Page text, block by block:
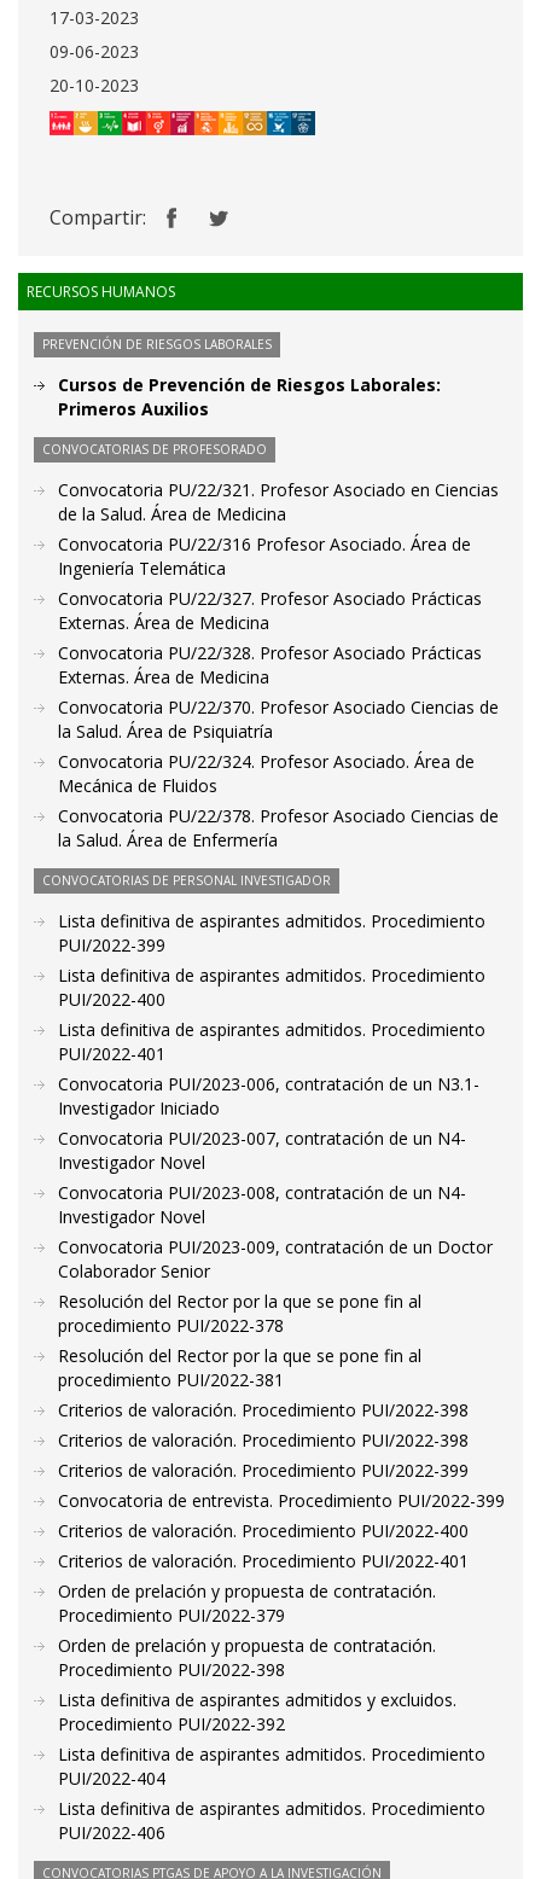
17-03-2023
09-06-2023
20-10-2023
Compartir:
RECURSOS HUMANOS
PREVENCIÓN DE RIESGOS LABORALES
Cursos de Prevención de Riesgos Laborales:
Primeros Auxilios
CONVOCATORIAS DE PROFESORADO
Convocatoria PU/22/321. Profesor Asociado en Ciencias
de la Salud. Área de Medicina
Convocatoria PU/22/316 Profesor Asociado. Área de
Ingeniería Telemática
Convocatoria PU/22/327. Profesor Asociado Prácticas
Externas. Área de Medicina
Convocatoria PU/22/328. Profesor Asociado Prácticas
Externas. Área de Medicina
Convocatoria PU/22/370. Profesor Asociado Ciencias de
la Salud. Área de Psiquiatría
Convocatoria PU/22/324. Profesor Asociado. Área de
Mecánica de Fluidos
Convocatoria PU/22/378. Profesor Asociado Ciencias de
la Salud. Área de Enfermería
CONVOCATORIAS DE PERSONAL INVESTIGADOR
Lista definitiva de aspirantes admitidos. Procedimiento
PUI/2022-399
Lista definitiva de aspirantes admitidos. Procedimiento
PUI/2022-400
Lista definitiva de aspirantes admitidos. Procedimiento
PUI/2022-401
Convocatoria PUI/2023-006, contratación de un N3.1-
Investigador Iniciado
Convocatoria PUI/2023-007, contratación de un N4-
Investigador Novel
Convocatoria PUI/2023-008, contratación de un N4-
Investigador Novel
Convocatoria PUI/2023-009, contratación de un Doctor
Colaborador Senior
Resolución del Rector por la que se pone fin al
procedimiento PUI/2022-378
Resolución del Rector por la que se pone fin al
procedimiento PUI/2022-381
Criterios de valoración. Procedimiento PUI/2022-398
Criterios de valoración. Procedimiento PUI/2022-398
Criterios de valoración. Procedimiento PUI/2022-399
Convocatoria de entrevista. Procedimiento PUI/2022-399
Criterios de valoración. Procedimiento PUI/2022-400
Criterios de valoración. Procedimiento PUI/2022-401
Orden de prelación y propuesta de contratación.
Procedimiento PUI/2022-379
Orden de prelación y propuesta de contratación.
Procedimiento PUI/2022-398
Lista definitiva de aspirantes admitidos y excluidos.
Procedimiento PUI/2022-392
Lista definitiva de aspirantes admitidos. Procedimiento
PUI/2022-404
Lista definitiva de aspirantes admitidos. Procedimiento
PUI/2022-406
CONVOCATORIAS PTGAS DE APOYO A LA INVESTIGACIÓN